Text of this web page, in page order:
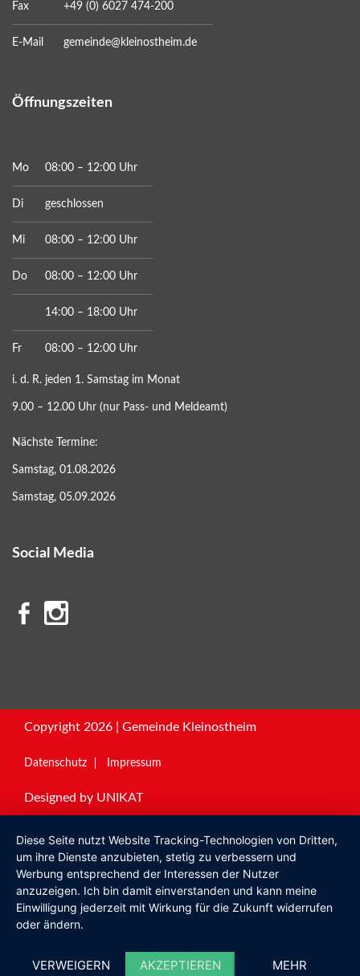
Fax +49 (0) 6027 474-200
E-Mail gemeinde@kleinostheim.de
Öffnungszeiten
Mo 08:00 – 12:00 Uhr
Di geschlossen
Mi 08:00 – 12:00 Uhr
Do 08:00 – 12:00 Uhr
14:00 – 18:00 Uhr
Fr 08:00 – 12:00 Uhr
i. d. R. jeden 1. Samstag im Monat
9.00 – 12.00 Uhr (nur Pass- und Meldeamt)
Nächste Termine:
Samstag, 01.08.2026
Samstag, 05.09.2026
Social Media
Copyright 2026 | Gemeinde Kleinostheim
Datenschutz Impressum
Designed by UNIKAT
Diese Seite nutzt Website Tracking-Technologien von Dritten,
um ihre Dienste anzubieten, stetig zu verbessern und
Werbung entsprechend der Interessen der Nutzer
anzuzeigen. Ich bin damit einverstanden und kann meine
Einwilligung jederzeit mit Wirkung für die Zukunft widerrufen
oder ändern.
VERWEIGERN AKZEPTIEREN MEHR